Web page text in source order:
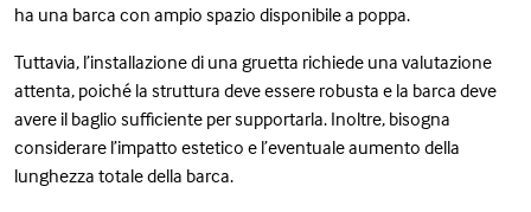
ha una barca con ampio spazio disponibile a poppa.
Tuttavia, l’installazione di una gruetta richiede una valutazione
attenta, poiché la struttura deve essere robusta e la barca deve
avere il baglio sufficiente per supportarla. Inoltre, bisogna
considerare l’impatto estetico e l’eventuale aumento della
lunghezza totale della barca.